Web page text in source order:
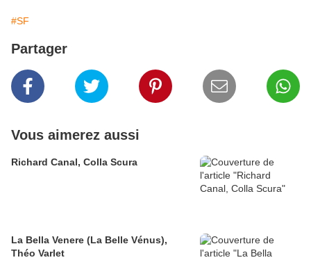
#SF
Partager
Vous aimerez aussi
Richard Canal, Colla Scura
La Bella Venere (La Belle Vénus),
Théo Varlet